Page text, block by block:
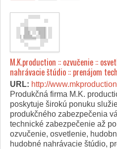
M.K.production :: ozvučenie ::
nahrávacie štúdio :: prenájom
URL: http://
Produkčná firma M.K.
poskytuje širokú ponuku
produkčného zabezpečenia
technické zabezpečenie až
ozvučenie, osvetlenie,
hudobné nahrávacie štúdio,